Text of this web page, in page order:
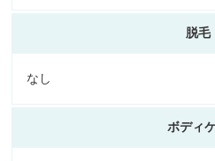
脱毛
なし
ボディ